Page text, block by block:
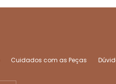
Cuidados com as Peças